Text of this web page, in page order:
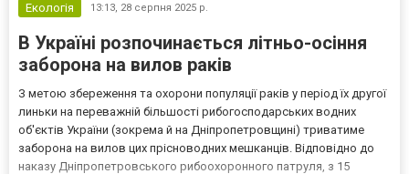
Екологія 13:13, 28 серпня 2025 р.
В Україні розпочинається літньо-осіння
заборона на вилов раків
З метою збереження та охорони популяції раків у період їх другої
линьки на переважній більшості рибогосподарських водних
об'єктів України (зокрема й на Дніпропетровщині) триватиме
заборона на вилов цих прісноводних мешканців. Відповідно до
наказу Дніпропетровського рибоохоронного патруля, з 15